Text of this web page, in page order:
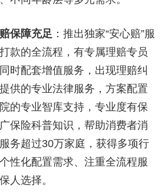
保障充足 ：推出独家“安心赔”服
款的全流程，有专属理赔专员
时配套增值服务，出现理赔纠
供的专业法律服务，方案配置
的专业智库支持，专业度有保
保险科普知识，帮助消费者消
务超过30万家庭，获得多项行
性化配置需求、注重全流程服
人选择。